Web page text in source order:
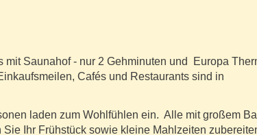
Saunahof - nur 2 Gehminuten und Europa
Cafés und Restaurants sind in
laden zum Wohlfühlen ein. Alle mit großem
Ihr Frühstück sowie kleine Mahlzeiten